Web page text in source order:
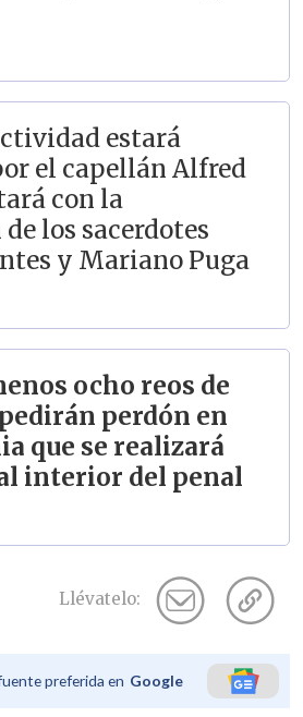
estará
el capellán Alfred
con la
los sacerdotes
y Mariano Puga
ocho reos de
perdón en
que se realizará
interior del penal
Llévatelo:
preferida en Google